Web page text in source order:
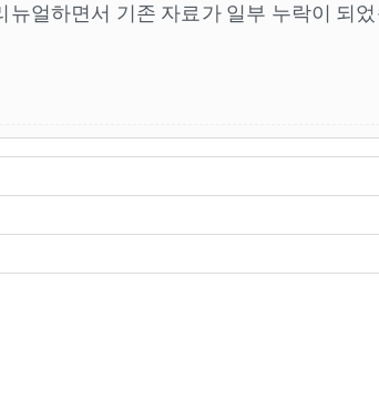
얼하면서 기존 자료가 일부 누락이 되